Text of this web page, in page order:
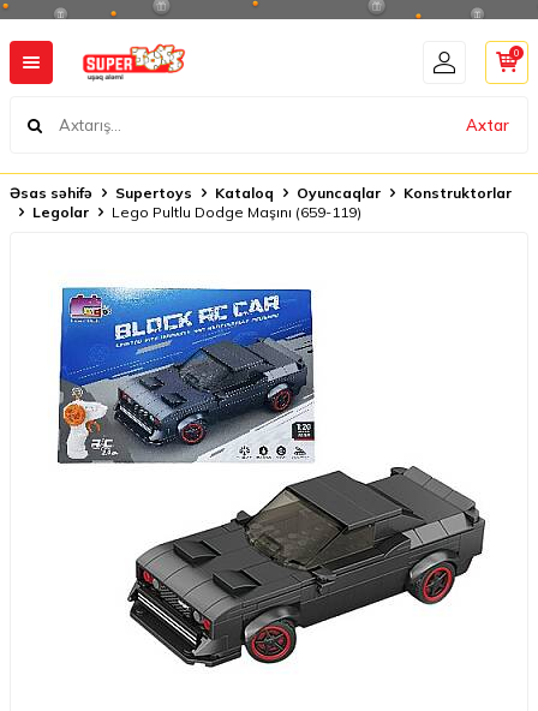
Axtar
0
Əsas səhifə Supertoys Kataloq Oyuncaqlar
Konstruktorlar
Legolar
Lego Pultlu Dodge Maşını (659-119)